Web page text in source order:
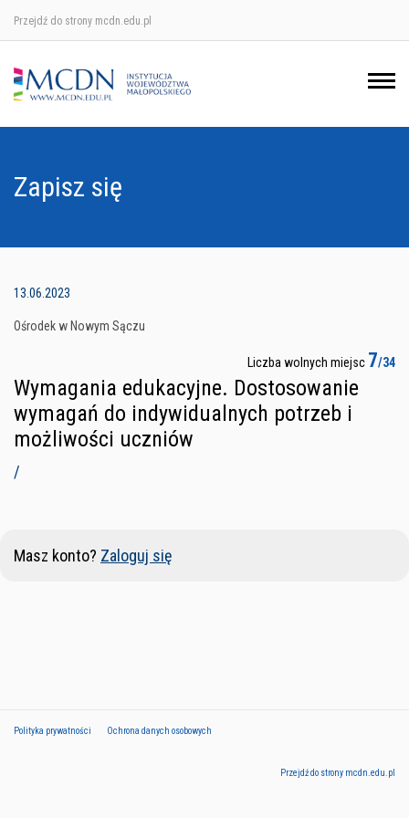
Przejdź do strony mcdn.edu.pl
Zapisz się
13.06.2023
Ośrodek w Nowym Sączu
Liczba wolnych miejsc 7/34
Wymagania edukacyjne. Dostosowanie
wymagań do indywidualnych potrzeb i
możliwości uczniów
/
Masz konto? Zaloguj się
Polityka prywatności Ochrona danych osobowych
Przejdź do strony mcdn.edu.pl
Ośrodek w Krakowie
Ośrodek w Nowym Sączu
Ośrodek w Tarnowie